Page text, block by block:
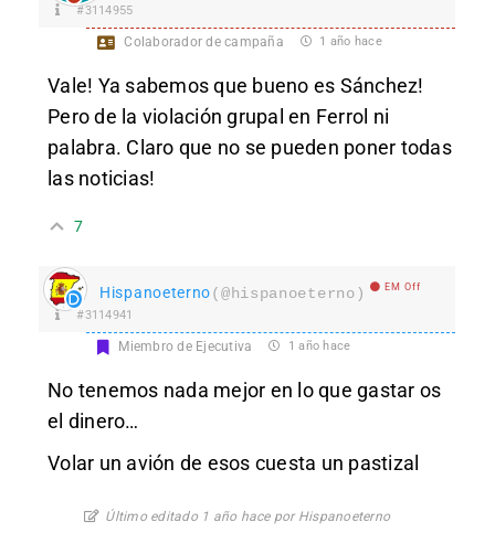
#3114955
Colaborador de campaña 1 año hace
Vale! Ya sabemos que bueno es Sánchez!
Pero de la violación grupal en Ferrol ni
palabra. Claro que no se pueden poner todas
las noticias!
7
Hispanoeterno(@hispanoeterno) EM Off
#3114941
Miembro de Ejecutiva 1 año hace
No tenemos nada mejor en lo que gastar os
el dinero…
Volar un avión de esos cuesta un pastizal
Último editado 1 año hace por Hispanoeterno